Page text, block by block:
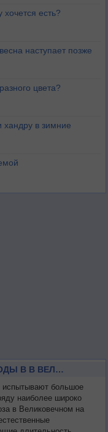
есть?
наступает позже
цвета?
хандру в зимние
О ДОЛГОСРОЧНОМ ПРОГНОЗЕ ПОГОДЫ В В ВЕЛИКОВЕЧНОМ НА МЕСЯЦ
большое
наиболее широко
в Великовечном на